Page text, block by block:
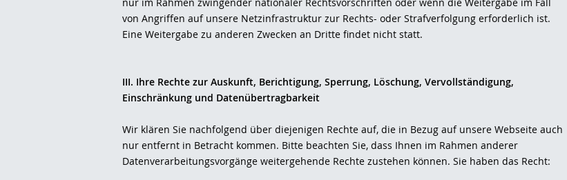
von Angriffen auf unsere Netzinfrastruktur zur Rechts- oder Strafverfolgung erforderlich ist.
Eine Weitergabe zu anderen Zwecken an Dritte findet nicht statt.
III. Ihre Rechte zur Auskunft, Berichtigung, Sperrung, Löschung, Vervollständigung,
Einschränkung und Datenübertragbarkeit
Wir klären Sie nachfolgend über diejenigen Rechte auf, die in Bezug auf unsere Webseite auch
nur entfernt in Betracht kommen. Bitte beachten Sie, dass Ihnen im Rahmen anderer
Datenverarbeitungsvorgänge weitergehende Rechte zustehen können. Sie haben das Recht: